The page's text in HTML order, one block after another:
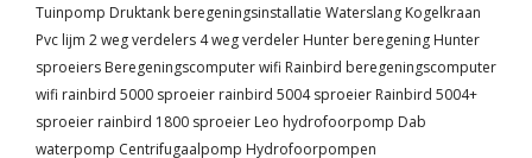
Tuinpomp Druktank beregeningsinstallatie Waterslang Kogelkraan
Pvc lijm 2 weg verdelers 4 weg verdeler Hunter beregening Hunter
sproeiers Beregeningscomputer wifi Rainbird beregeningscomputer
wifi rainbird 5000 sproeier rainbird 5004 sproeier Rainbird 5004+
sproeier rainbird 1800 sproeier Leo hydrofoorpomp Dab
waterpomp Centrifugaalpomp Hydrofoorpompen